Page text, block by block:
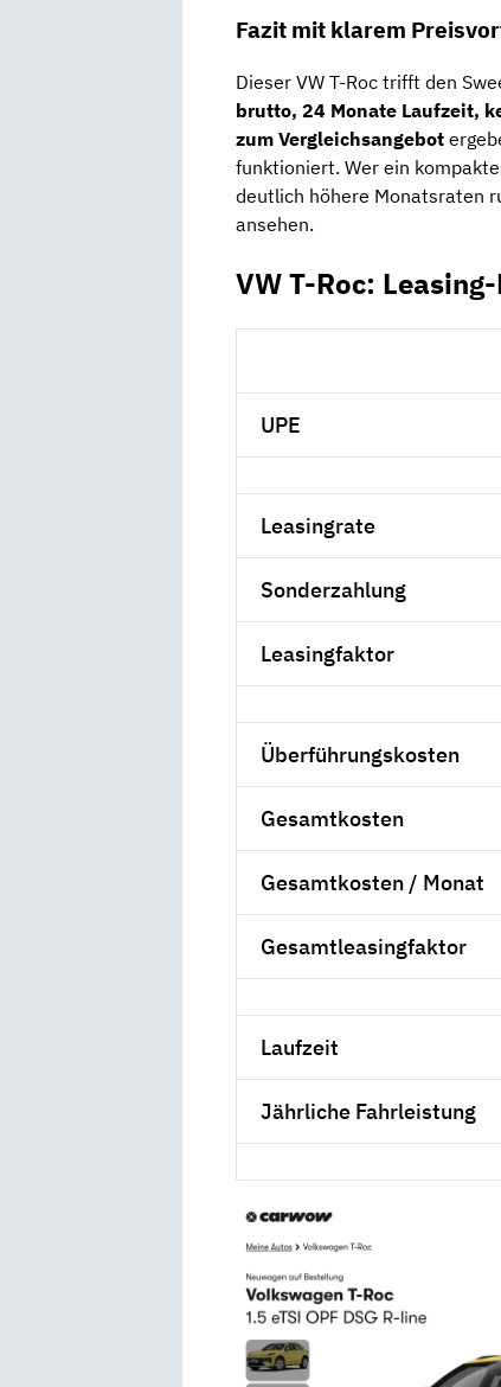
Fazit mit klarem
Dieser VW T-Roc trifft den
brutto, 24 Monate Laufzeit,
zum Vergleichsangebot
funktioniert. Wer ein
deutlich höhere Monatsraten
ansehen.
VW T-Roc:
UPE
Leasingrate
Sonderzahlung
Leasingfaktor
Überführungskosten
Gesamtkosten
Gesamtkosten / Monat
Gesamtleasingfaktor
Laufzeit
Jährliche Fahrleistung